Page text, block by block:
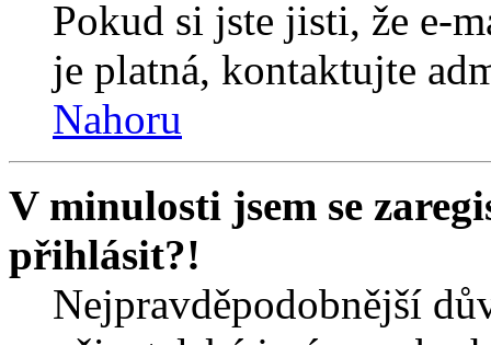
Pokud si jste jisti, že e-
je platná, kontaktujte
Nahoru
V minulosti jsem se
přihlásit?!
Nejpravděpodobnější